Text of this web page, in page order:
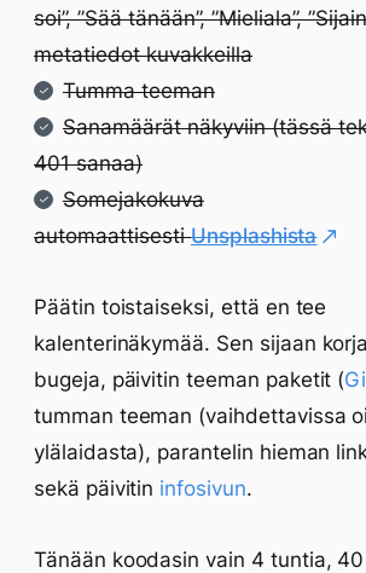
soi”, ”Sää tänään”, ”Mieliala”,
metatiedot kuvakkeilla
Tumma teeman
Sanamäärät näkyviin (tässä
401 sanaa)
Somejakokuva
automaattisestiUnsplashista
Päätin toistaiseksi, että en tee
kalenterinäkymää. Sen sijaan
bugeja, päivitin teeman paketit (
tumman teeman (vaihdettavissa
ylälaidasta), parantelin hieman
sekä päivitin infosivun.
Tänään koodasin vain 4 tuntia,